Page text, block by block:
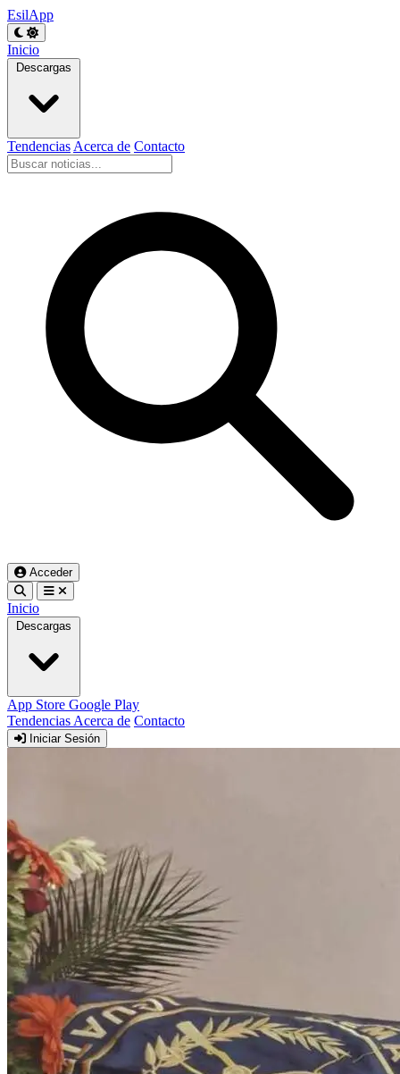
EsilApp
Inicio
Descargas
Tendencias Acerca de Contacto
Acceder
Inicio
Descargas
App Store Google Play
Tendencias Acerca de Contacto
Iniciar Sesión